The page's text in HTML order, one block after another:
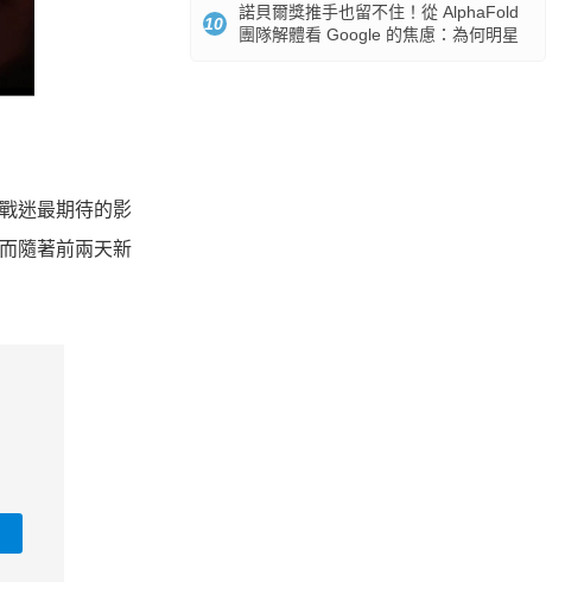
迷最期待的影
隨著前兩天新
10
諾貝爾獎推手也留不住！從 AlphaFold
團隊解體看 Google 的焦慮：為何明星